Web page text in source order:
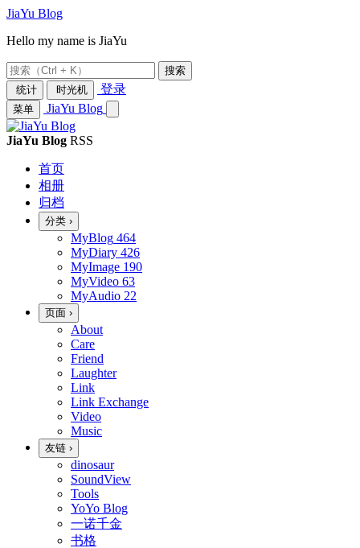
JiaYu Blog
Hello my name is JiaYu
搜索
统计
时光机 登录
菜单 JiaYu Blog
JiaYu Blog RSS
首页
相册
归档
分类 ›
MyBlog 464
MyDiary 426
MyImage 190
MyVideo 63
MyAudio 22
页面 ›
About
Care
Friend
Laughter
Link
Link Exchange
Video
Music
友链 ›
dinosaur
SoundView
Tools
YoYo Blog
一诺千金
书格